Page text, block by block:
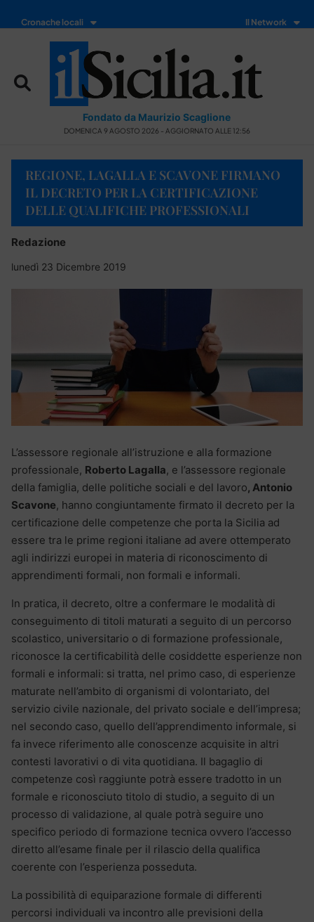
Cronache locali Il Network
Fondato da Maurizio Scaglione
DOMENICA 9 AGOSTO 2026 - AGGIORNATO ALLE 12:56
REGIONE, LAGALLA E SCAVONE FIRMANO
IL DECRETO PER LA CERTIFICAZIONE
DELLE QUALIFICHE PROFESSIONALI
Redazione
lunedì 23 Dicembre 2019
L’assessore regionale all’istruzione e alla formazione
professionale, Roberto Lagalla, e l’assessore regionale
della famiglia, delle politiche sociali e del lavoro, Antonio
Scavone, hanno congiuntamente firmato il decreto per la
certificazione delle competenze che porta la Sicilia ad
essere tra le prime regioni italiane ad avere ottemperato
agli indirizzi europei in materia di riconoscimento di
apprendimenti formali, non formali e informali.
In pratica, il decreto, oltre a confermare le modalità di
conseguimento di titoli maturati a seguito di un percorso
scolastico, universitario o di formazione professionale,
riconosce la certificabilità delle cosiddette esperienze non
formali e informali: si tratta, nel primo caso, di esperienze
maturate nell’ambito di organismi di volontariato, del
servizio civile nazionale, del privato sociale e dell’impresa;
nel secondo caso, quello dell’apprendimento informale, si
fa invece riferimento alle conoscenze acquisite in altri
contesti lavorativi o di vita quotidiana. Il bagaglio di
competenze così raggiunte potrà essere tradotto in un
formale e riconosciuto titolo di studio, a seguito di un
processo di validazione, al quale potrà seguire uno
specifico periodo di formazione tecnica ovvero l’accesso
diretto all’esame finale per il rilascio della qualifica
coerente con l’esperienza posseduta.
La possibilità di equiparazione formale di differenti
percorsi individuali va incontro alle previsioni della